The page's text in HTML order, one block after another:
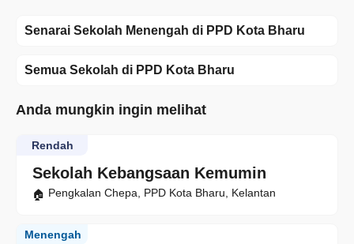
Senarai Sekolah Menengah di PPD Kota Bharu
Semua Sekolah di PPD Kota Bharu
Anda mungkin ingin melihat
Sekolah Kebangsaan Kemumin
Rendah
Pengkalan Chepa, PPD Kota Bharu, Kelantan
Menengah